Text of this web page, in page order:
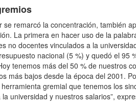
se remarcó la concentración, también
La primera en hacer uso de la
no docentes vinculados a la
nacional (5 %) y quedó el 95
tenemos más del 50 % de nuestros
más bajos desde la época del 2001.
gremial que tenemos los
universidad y nuestros salarios”,